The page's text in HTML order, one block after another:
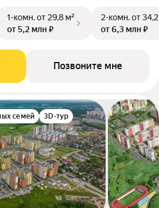
1-комн.от 29,8 м²
от 5,2 млн ₽
2-комн.от
от 6,3 млн ₽
Позвоните мне
семей 3D-тур